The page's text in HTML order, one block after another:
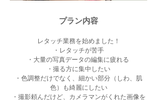
プラン内容​
レタッチ業務を始めました！
・レタッチが苦手
・大量の写真データの編集に疲れる
・撮る方に集中したい
・色調整だけでなく、細かい部分（しわ、肌
色）も綺麗にしたい
・撮影頼んだけど、カメラマンがくれた画像を